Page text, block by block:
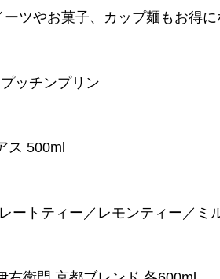
ツやお菓子、カップ麺もお得に
ッチンプリン
ス 500ml
ートティー／レモンティー／ミ